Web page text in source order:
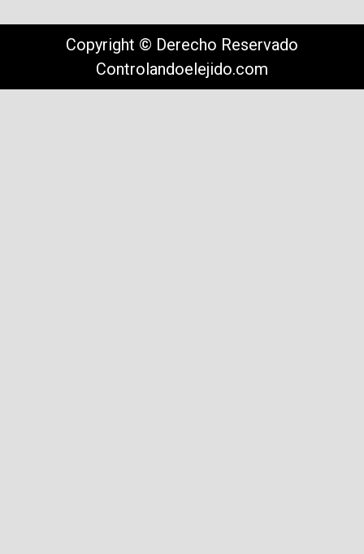
Copyright © Derecho Reservado
Controlandoelejido.com